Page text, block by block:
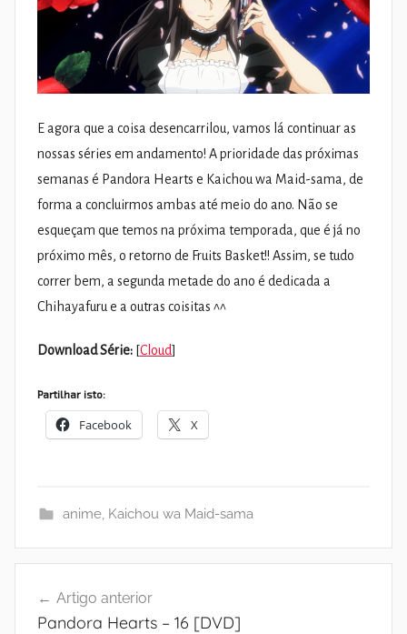
E agora que a coisa desencarrilou, vamos lá continuar as
nossas séries em andamento! A prioridade das próximas
semanas é Pandora Hearts e Kaichou wa Maid-sama, de
forma a concluirmos ambas até meio do ano. Não se
esqueçam que temos na próxima temporada, que é já no
próximo mês, o retorno de Fruits Basket!! Assim, se tudo
correr bem, a segunda metade do ano é dedicada a
Chihayafuru e a outras coisitas ^^
Download Série: [Cloud]
Partilhar isto:
Facebook X
anime, Kaichou wa Maid-sama
de
Artigo anterior
Pandora Hearts – 16 [DVD]